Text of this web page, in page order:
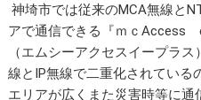
神埼市では従来のMCA無線と
アで通信できる『ｍｃ
（エムシーアクセスイープラ
線とIP無線で二重化されている
エリアが広くまた災害時等に